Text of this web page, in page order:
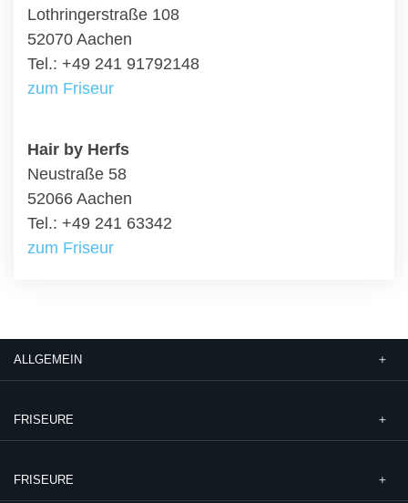
Lothringerstraße 108
52070 Aachen
Tel.: +49 241 91792148
zum Friseur
Hair by Herfs
Neustraße 58
52066 Aachen
Tel.: +49 241 63342
zum Friseur
ALLGEMEIN
FRISEURE
FRISEURE